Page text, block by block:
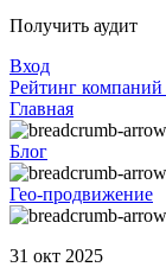
Получить аудит
Вход
Рейтинг компаний
Главная
Блог
Гео-продвижение
31 окт 2025